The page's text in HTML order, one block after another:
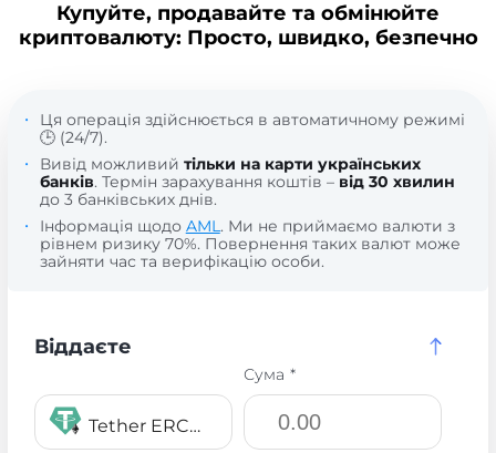
Купуйте, продавайте та обмінюйте
криптовалюту: Просто, швидко, безпечно
Ця операція здійснюється в автоматичному режимі
🕒 (24/7).
Вивід можливий тільки на карти українських
банків. Термін зарахування коштів – від 30 хвилин
до 3 банківських днів.
Інформація щодо AML. Ми не приймаємо валюти з
рівнем ризику 70%. Повернення таких валют може
зайняти час та верифікацію особи.
Віддаєте
Tether ERC20 USDT
Сума *